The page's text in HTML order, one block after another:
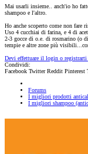
Mai usarli insieme.. anch'io ho
shampoo e l'altro.
Ho anche scoperto come non fare
Uso 4 cucchiai di farina, e 4 di
2-3 gocce di o.e. di rosmarino (o
tempie e altre zone più
Devi effettuare il login o registrarti
Condividi:
Facebook Twitter Reddit Pinterest
Forums
I migliori prodotti
I migliori shampoo